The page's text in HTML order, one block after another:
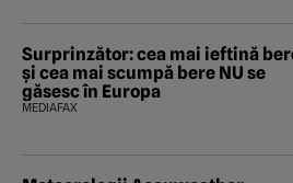
Surprinzător: cea mai ieftină
și cea mai scumpă bere NU se
găsesc în Europa
MEDIAFAX